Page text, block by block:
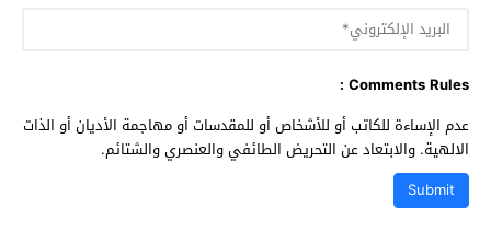
Comments Rules :
عدم الإساءة للكاتب أو للأشخاص أو للمقدسات أو مهاجمة الأديان أو الذات
الالهية. والابتعاد عن التحريض الطائفي والعنصري والشتائم.